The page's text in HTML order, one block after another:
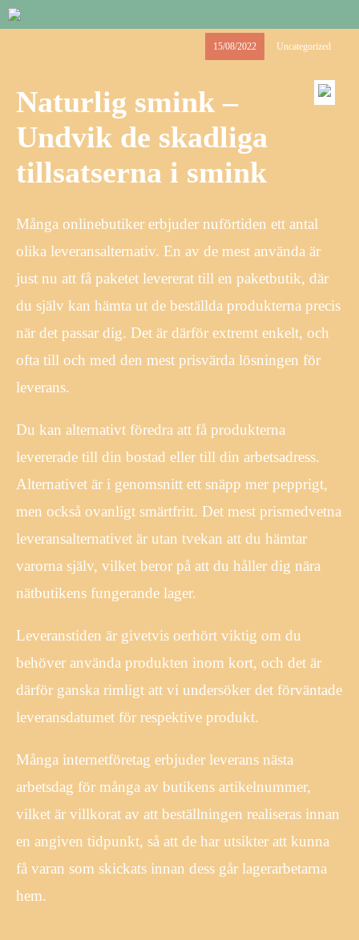
15/08/2022 Uncategorized
Naturlig smink –
Undvik de skadliga
tillsatserna i smink
Många onlinebutiker erbjuder nuförtiden ett antal
olika leveransalternativ. En av de mest använda är
just nu att få paketet levererat till en paketbutik, där
du själv kan hämta ut de beställda produkterna precis
när det passar dig. Det är därför extremt enkelt, och
ofta till och med den mest prisvärda lösningen för
leverans.
Du kan alternativt föredra att få produkterna
levererade till din bostad eller till din arbetsadress.
Alternativet är i genomsnitt ett snäpp mer pepprigt,
men också ovanligt smärtfritt. Det mest prismedvetna
leveransalternativet är utan tvekan att du hämtar
varorna själv, vilket beror på att du håller dig nära
nätbutikens fungerande lager.
Leveranstiden är givetvis oerhört viktig om du
behöver använda produkten inom kort, och det är
därför ganska rimligt att vi undersöker det förväntade
leveransdatumet för respektive produkt.
Många internetföretag erbjuder leverans nästa
arbetsdag för många av butikens artikelnummer,
vilket är villkorat av att beställningen realiseras innan
en angiven tidpunkt, så att de har utsikter att kunna
få varan som skickats innan dess går lagerarbetarna
hem.